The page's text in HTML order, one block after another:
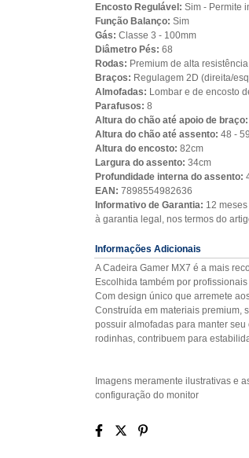
Encosto Regulável: Sim - Permite
Função Balanço: Sim
Gás: Classe 3 - 100mm
Diâmetro Pés: 68
Rodas: Premium de alta resistência
Braços: Regulagem 2D (direita/
Almofadas: Lombar e de encosto
Parafusos: 8
Altura do chão até apoio de braço:
Altura do chão até assento: 48 -
Altura do encosto: 82cm
Largura do assento: 34cm
Profundidade interna do assento:
EAN: 7898554982636
Informativo de Garantia: 12
à garantia legal, nos termos do
Informações Adicionais
A Cadeira Gamer MX7 é a mais
Escolhida também por
Com design único que arremete
Construída em materiais premium,
possuir almofadas para manter
rodinhas, contribuem para
Imagens meramente ilustrativas e
configuração do monitor